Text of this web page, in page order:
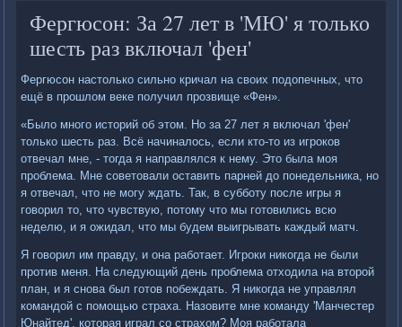
Фергюсон: За 27 лет в 'МЮ' я только
шесть раз включал 'фен'
Фергюсон настолько сильно кричал на своих подопечных, что
ещё в прошлом веке получил прозвище «Фен».
«Было много историй об этом. Но за 27 лет я включал 'фен'
только шесть раз. Всё начиналось, если кто-то из игроков
отвечал мне, - тогда я направлялся к нему. Это была моя
проблема. Мне советовали оставить парней до понедельника, но
я отвечал, что не могу ждать. Так, в субботу после игры я
говорил то, что чувствую, потому что мы готовились всю
неделю, и я ожидал, что мы будем выигрывать каждый матч.
Я говорил им правду, и она работает. Игроки никогда не были
против меня. На следующий день проблема отходила на второй
план, и я снова был готов побеждать. Я никогда не управлял
командой с помощью страха. Назовите мне команду 'Манчестер
Юнайтед', которая играл со страхом? Моя работала